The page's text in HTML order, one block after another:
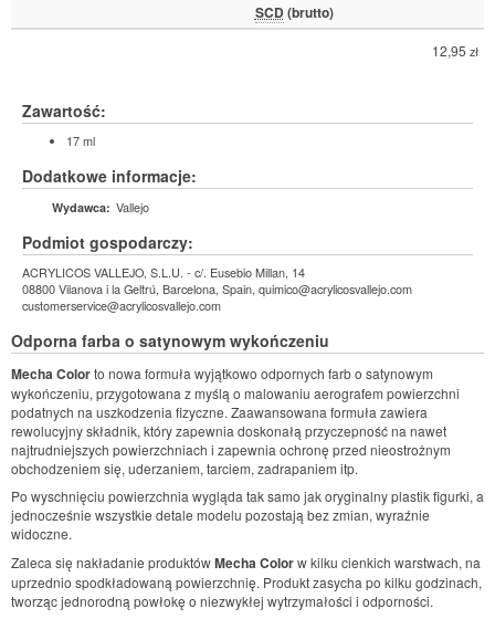
SCD (brutto)
12,95 zł
Zawartość:
17 ml
Dodatkowe informacje:
Wydawca: Vallejo
Podmiot gospodarczy:
ACRYLICOS VALLEJO, S.L.U. - c/. Eusebio Millan, 14
08800 Vilanova i la Geltrú, Barcelona, Spain, quimico@acrylicosvallejo.com
customerservice@acrylicosvallejo.com
Odporna farba o satynowym wykończeniu
Mecha Colorto nowa formuła wyjątkowo odpornych farb o satynowym
wykończeniu, przygotowana z myślą o malowaniu aerografem powierzchni
podatnych na uszkodzenia fizyczne. Zaawansowana formuła zawiera
rewolucyjny składnik, który zapewnia doskonałą przyczepność na nawet
najtrudniejszych powierzchniach i zapewnia ochronę przed nieostrożnym
obchodzeniem się, uderzaniem, tarciem, zadrapaniem itp.
Po wyschnięciu powierzchnia wygląda tak samo jak oryginalny plastik figurki, a
jednocześnie wszystkie detale modelu pozostają bez zmian, wyraźnie
widoczne.
Zaleca się nakładanie produktówMecha Colorw kilku cienkich warstwach, na
uprzednio spodkładowaną powierzchnię. Produkt zasycha po kilku godzinach,
tworząc jednorodną powłokę o niezwykłej wytrzymałości i odporności.